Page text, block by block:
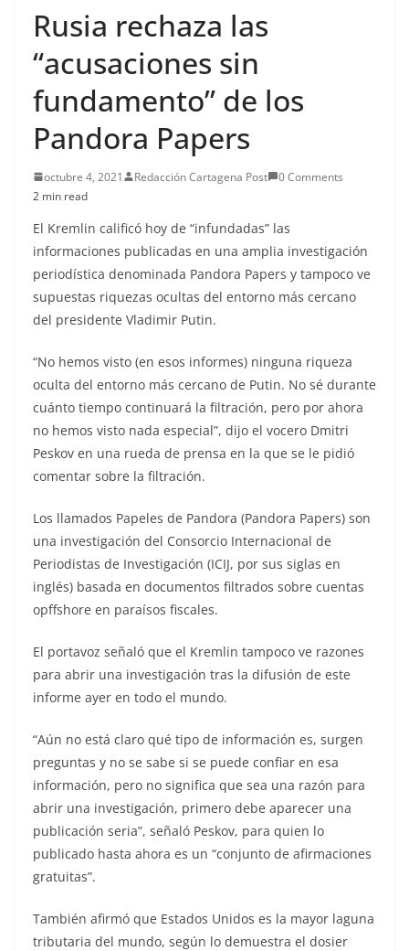
Rusia rechaza las
“acusaciones sin
fundamento” de los
Pandora Papers
octubre 4, 2021 Redacción Cartagena Post
0 Comments
2 min read
El Kremlin calificó hoy de “infundadas” las
informaciones publicadas en una amplia investigación
periodística denominada Pandora Papers y tampoco ve
supuestas riquezas ocultas del entorno más cercano
del presidente Vladimir Putin.
“No hemos visto (en esos informes) ninguna riqueza
oculta del entorno más cercano de Putin. No sé durante
cuánto tiempo continuará la filtración, pero por ahora
no hemos visto nada especial”, dijo el vocero Dmitri
Peskov en una rueda de prensa en la que se le pidió
comentar sobre la filtración.
Los llamados Papeles de Pandora (Pandora Papers) son
una investigación del Consorcio Internacional de
Periodistas de Investigación (ICIJ, por sus siglas en
inglés) basada en documentos filtrados sobre cuentas
opffshore en paraísos fiscales.
El portavoz señaló que el Kremlin tampoco ve razones
para abrir una investigación tras la difusión de este
informe ayer en todo el mundo.
“Aún no está claro qué tipo de información es, surgen
preguntas y no se sabe si se puede confiar en esa
información, pero no significa que sea una razón para
abrir una investigación, primero debe aparecer una
publicación seria”, señaló Peskov, para quien lo
publicado hasta ahora es un “conjunto de afirmaciones
gratuitas”.
También afirmó que Estados Unidos es la mayor laguna
tributaria del mundo, según lo demuestra el dosier